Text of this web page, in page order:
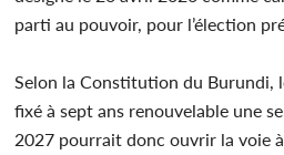
parti au pouvoir, pour l’élection
Selon la Constitution du Burundi,
fixé à sept ans renouvelable une
2027 pourrait donc ouvrir la voie